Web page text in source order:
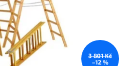
3 801 Kč
–12 %